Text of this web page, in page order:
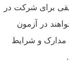
برای شرکت در
در آزمون
و شرایط